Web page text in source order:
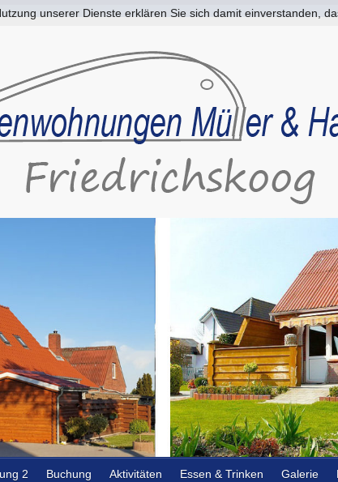
2 Buchung Aktivitäten Essen & Trinken Galerie
unserer Dienste erklären Sie sich damit einverstanden,